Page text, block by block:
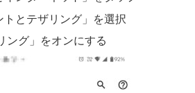
トとテザリング」を選択
ング」をオンにする